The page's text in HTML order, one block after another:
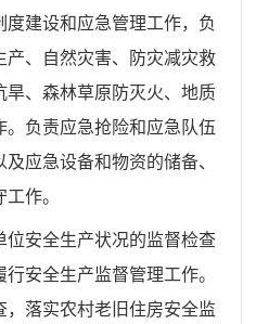
度建设和应急管理工作，负
产、自然灾害、防灾减灾救
旱、森林草原防灭火、地质
负责应急抢险和应急队伍
应急设备和物资的储备、
作。
位安全生产状况的监督检查
安全生产监督管理工作。
落实农村老旧住房安全监